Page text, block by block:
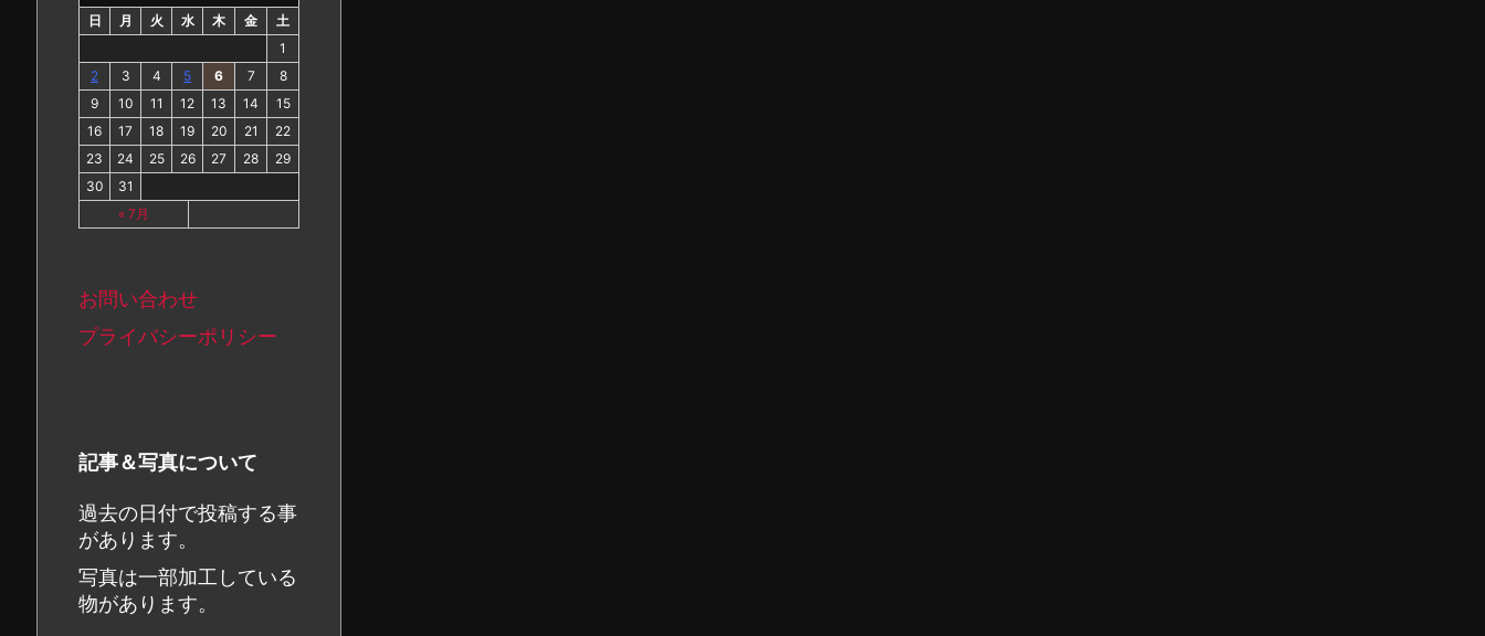
日
月 火 水 木 金
土
1
2
3 4 5 6 7
8
9
10 11 12 13 14
15
16
17 18 19 20 21
22
23
24 25 26 27 28
29
30
31
« 7月
お問い合わせ
プライバシーポリシー
記事＆写真について
過去の日付で投稿する事
があります。
写真は一部加工している
物があります。